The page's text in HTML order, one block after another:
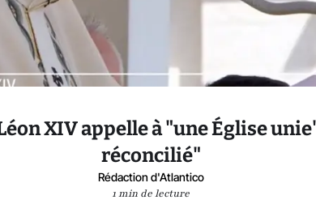
XIV appelle à "une Église
réconcilié"
Rédaction d'Atlantico
1 min de lecture